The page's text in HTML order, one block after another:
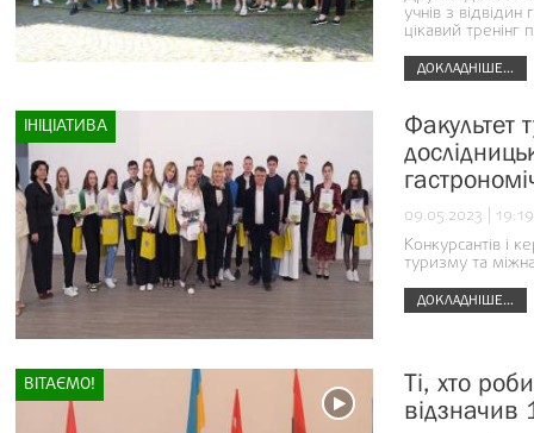
учнів з
цікавий тренінг
ДОКЛАДНІШЕ...
ІНІЦІАТИВА
Факультет
09.05.2023 | 19:19
Конкурсантів і
туризму та
ДОКЛАДНІШЕ...
ВІТАЄМО!
Ті, хто
відзначив